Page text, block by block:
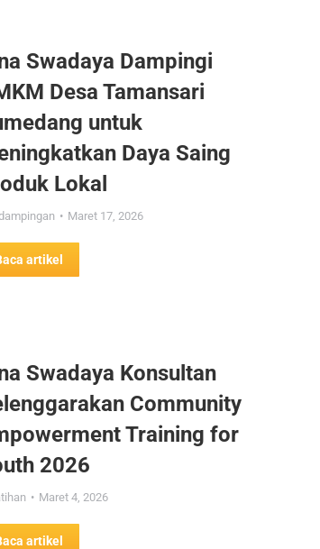
Swadaya Dampingi
Desa Tamansari
untuk
Daya Saing
Lokal
Maret 17, 2026
artikel
Swadaya Konsultan
Community
Training for
2026
Maret 4, 2026
artikel